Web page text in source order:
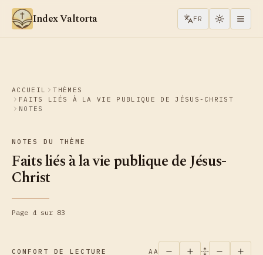
Aller au contenu
Index Valtorta FR
ACCUEIL
THÈMES
FAITS LIÉS À LA VIE PUBLIQUE DE JÉSUS-CHRIST
NOTES
NOTES DU THÈME
Faits liés à la vie publique de Jésus-
Christ
Page 4 sur 83
CONFORT DE LECTURE AA